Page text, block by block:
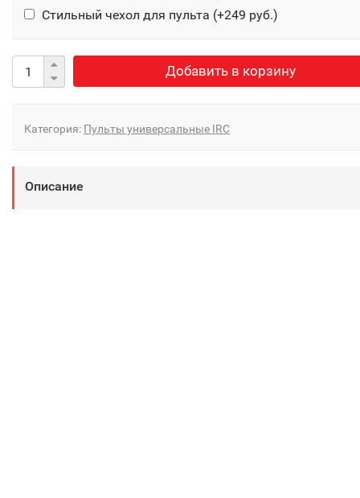
Стильный чехол для пульта (+249 руб.)
Добавить в корзину
Категория: Пульты универсальные IRC
Описание